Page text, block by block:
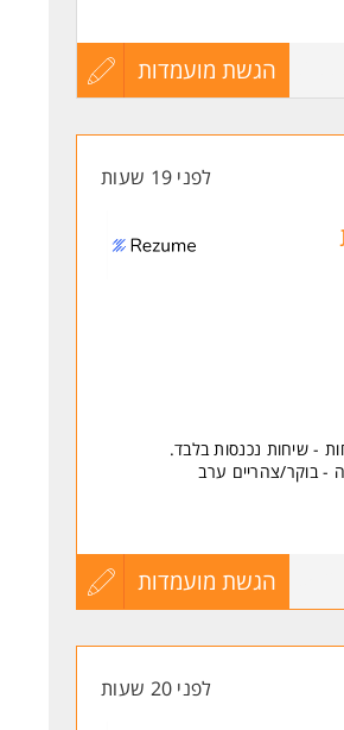
הגשת מועמדות
עדכון
לפני 19 שעות
- שיחות נכנסות בלבד.
בוקר/צהריים ערב
בעלי /ות אופי ניהולי
הגשת מועמדות
עדכון
לפני 20 שעות